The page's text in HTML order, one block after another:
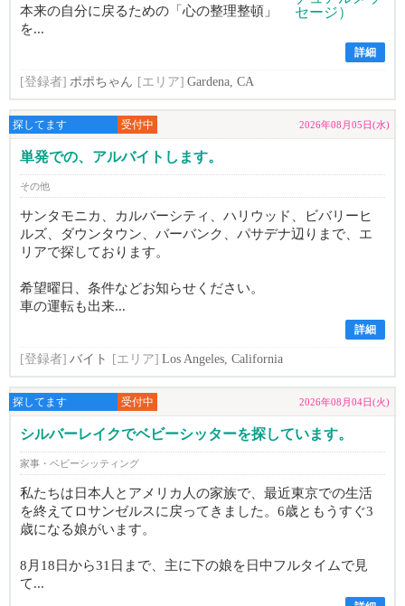
本来の自分に戻るための「心の整理整頓」
を...
詳細
[登録者] ポポちゃん [エリア] Gardena, CA
探してます 受付中 2026年08月05日(水)
単発での、アルバイトします。
その他
サンタモニカ、カルバーシティ、ハリウッド、ビバリーヒ
ルズ、ダウンタウン、バーバンク、パサデナ辺りまで、エ
リアで探しております。
希望曜日、条件などお知らせください。
車の運転も出来...
詳細
[登録者] バイト [エリア] Los Angeles, California
探してます 受付中 2026年08月04日(火)
シルバーレイクでベビーシッターを探しています。
家事・ベビーシッティング
私たちは日本人とアメリカ人の家族で、最近東京での生活
を終えてロサンゼルスに戻ってきました。6歳ともうすぐ3
歳になる娘がいます。
8月18日から31日まで、主に下の娘を日中フルタイムで見
て...